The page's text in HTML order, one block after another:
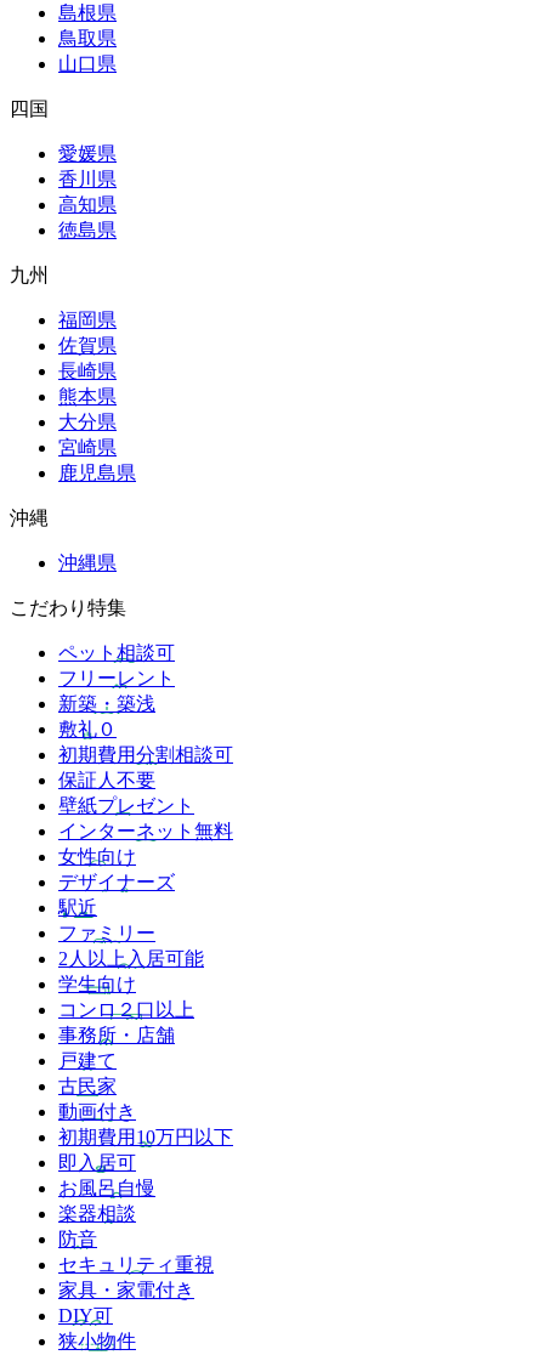
島根県
鳥取県
山口県
四国
愛媛県
香川県
高知県
徳島県
九州
福岡県
佐賀県
長崎県
熊本県
大分県
宮崎県
鹿児島県
沖縄
沖縄県
こだわり特集
ペット相談可
フリーレント
新築・築浅
敷礼０
初期費用分割相談可
保証人不要
壁紙プレゼント
インターネット無料
女性向け
デザイナーズ
駅近
ファミリー
2人以上入居可能
学生向け
コンロ２口以上
事務所・店舗
戸建て
古民家
動画付き
初期費用10万円以下
即入居可
お風呂自慢
楽器相談
防音
セキュリティ重視
家具・家電付き
DIY可
狭小物件